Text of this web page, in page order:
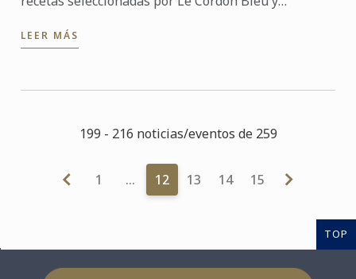
madrileña
LEER MÁS
199 - 216 noticias/eventos de 259
1 … 12 13 14 15
TOP